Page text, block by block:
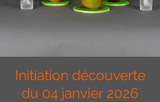
Initiation découverte
du 04 janvier 2026